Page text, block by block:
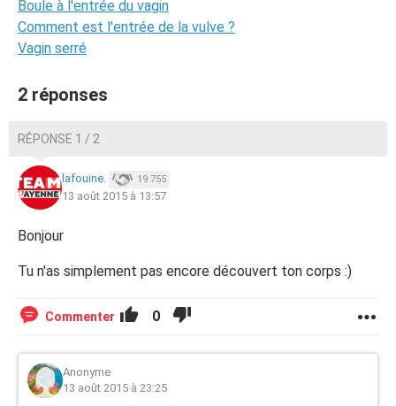
Boule à l'entrée du vagin
Comment est l'entrée de la vulve ?
Vagin serré
2 réponses
RÉPONSE 1 / 2
lafouine. 19 755
13 août 2015 à 13:57
Bonjour
Tu n'as simplement pas encore découvert ton corps :)
Commenter 0
Anonyme
13 août 2015 à 23:25